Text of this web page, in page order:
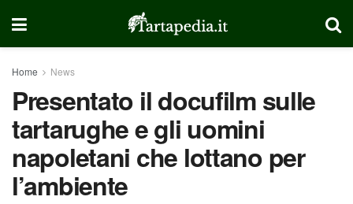
Home News
Presentato il docufilm sulle
tartarughe e gli uomini
napoletani che lottano per
l’ambiente